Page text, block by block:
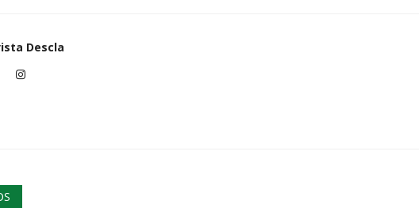
Descla
vai ser Capital